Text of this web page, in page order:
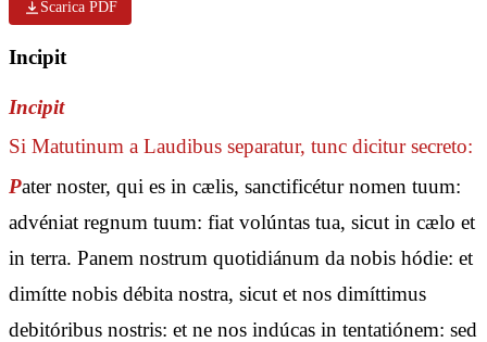
Scarica PDF
Incipit
Incipit
Si Matutinum a Laudibus separatur, tunc dicitur secreto:
Pater noster, qui es in cælis, sanctificétur nomen tuum:
advéniat regnum tuum: fiat volúntas tua, sicut in cælo et
in terra. Panem nostrum quotidiánum da nobis hódie: et
dimítte nobis débita nostra, sicut et nos dimíttimus
debitóribus nostris: et ne nos indúcas in tentatiónem: sed